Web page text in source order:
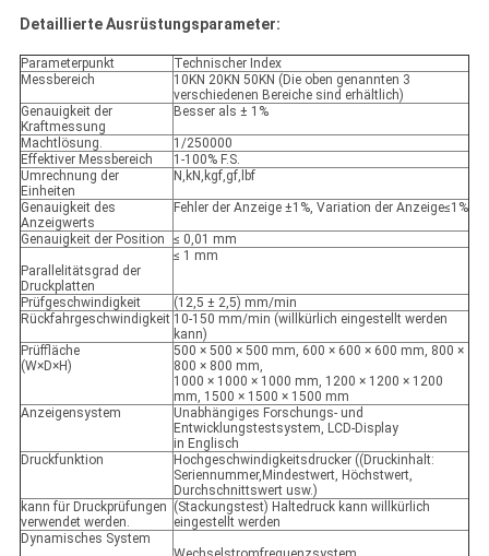
Detaillierte Ausrüstungsparameter:
Parameterpunkt
Technischer Index
Messbereich
10KN 20KN 50KN (Die oben genannten 3
verschiedenen Bereiche sind erhältlich)
Genauigkeit der
Kraftmessung
Besser als ± 1%
Machtlösung.
1/250000
Effektiver Messbereich
1-100% F.S.
Umrechnung der
Einheiten
N,kN,kgf,gf,lbf
Genauigkeit des
Anzeigwerts
Fehler der Anzeige ±1%, Variation der Anzeige≤1%
Genauigkeit der Position ≤ 0,01 mm
Parallelitätsgrad der
Druckplatten
≤ 1 mm
Prüfgeschwindigkeit
(12,5 ± 2,5) mm/min
Rückfahrgeschwindigkeit 10-150 mm/min (willkürlich eingestellt werden
kann)
Prüffläche
(W×D×H)
500 × 500 × 500 mm, 600 × 600 × 600 mm, 800 ×
800 × 800 mm,
1000 × 1000 × 1000 mm, 1200 × 1200 × 1200
mm, 1500 × 1500 × 1500 mm
Anzeigensystem
Unabhängiges Forschungs- und
Entwicklungstestsystem, LCD-Display
in Englisch
Druckfunktion
Hochgeschwindigkeitsdrucker ((Druckinhalt:
Seriennummer,Mindestwert, Höchstwert,
Durchschnittswert usw.)
kann für Druckprüfungen
verwendet werden.
(Stackungstest) Haltedruck kann willkürlich
eingestellt werden
Dynamisches System